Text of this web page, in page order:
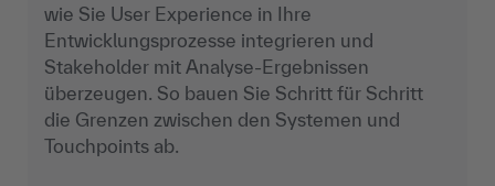
wie Sie User Experience in Ihre
Entwicklungsprozesse integrieren und
Stakeholder mit Analyse-Ergebnissen
überzeugen. So bauen Sie Schritt für Schritt
die Grenzen zwischen den Systemen und
Touchpoints ab.